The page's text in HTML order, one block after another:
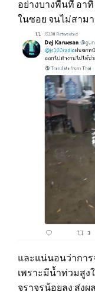
อย่างบางพื้นที่ อา
ในซอย จนไม่สาม
และแน่นอนว่ากา
เพราะมีน้ำท่วมสูง
จราจรน้อยลง ส่งผ